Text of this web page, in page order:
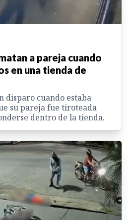
a pareja cuando
en una tienda de
disparo cuando estaba
su pareja fue tiroteada
dentro de la tienda.